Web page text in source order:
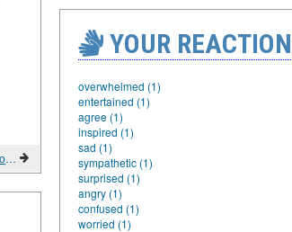
Дмитрий Иванович Менделеев (к 150-летию открытия Периодического закона химических элементов)
YOUR
overwhelmed (1)
entertained (1)
agree (1)
inspired (1)
sad (1)
sympathetic (1)
surprised (1)
angry (1)
confused (1)
worried (1)